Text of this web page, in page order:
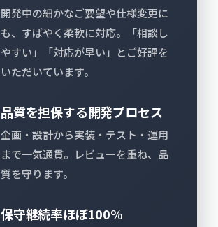
開発中の細かなご要望や仕様変更に
も、すばやく柔軟に対応。「相談し
やすい」「対応が早い」とご好評を
いただいています。
品質を担保する開発プロセス
企画・設計から実装・テスト・運用
まで一気通貫。レビューを重ね、品
質を守ります。
保守継続率ほぼ100%